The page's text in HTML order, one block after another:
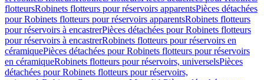
flotteursRobinets flotteurs pour réservoirs apparentsPièces détachées
pour Robinets flotteurs pour réservoirs apparentsRobinets flotteurs
pour réservoirs à encastrerPièces détachées pour Robinets flotteurs
pour réservoirs à encastrerRobinets flotteurs pour réservoirs en
céramiquePièces détachées pour Robinets flotteurs pour réservoirs
en céramiqueRobinets flotteurs pour réservoirs, universelsPièces
détachées pour Robinets flotteurs pour réservoirs,